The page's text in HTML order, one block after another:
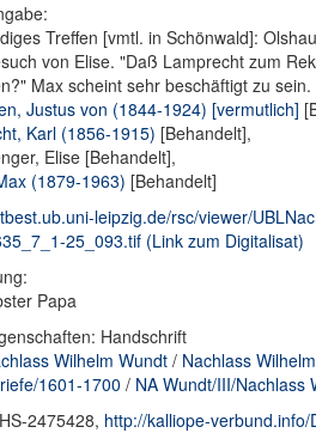
Treffen [vmtl. in Schönwald]:
von Elise. "Daß Lamprecht zum
Max scheint sehr beschäftigt zu
Justus von (1844-1924) [vermutlich]
Karl (1856-1915) [Behandelt],
Elise [Behandelt],
(1879-1963) [Behandelt]
leipzig.de/rsc/viewer/
25_093.tif (Link zum Digitalisat)
Papa
Handschrift
Wilhelm Wundt / Nachlass
1601-1700 / NA Wundt/III/Nachlass
2475428, http://kalliope-